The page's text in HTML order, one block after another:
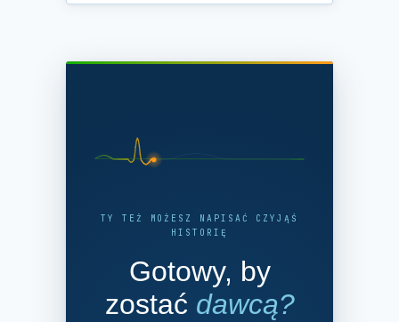
TY TEŻ MOŻESZ NAPISAĆ CZYJĄŚ
HISTORIĘ
Gotowy, by
zostać dawcą?